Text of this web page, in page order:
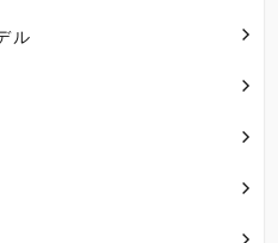
ル